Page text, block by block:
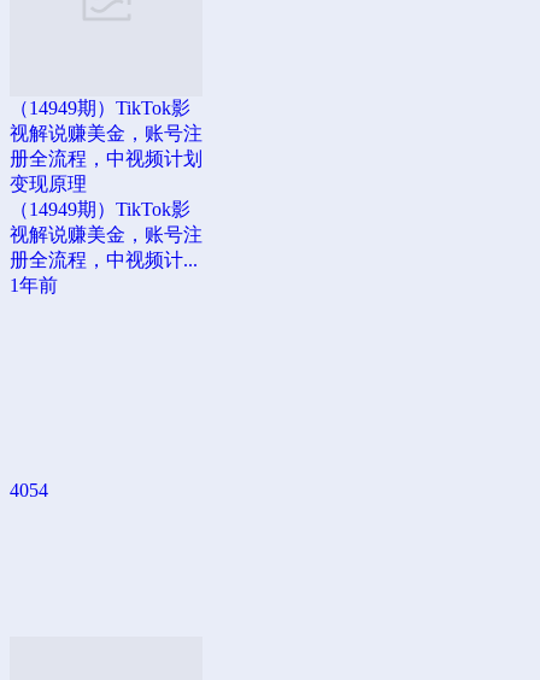
（14949期）TikTok影
视解说赚美金，账号注
册全流程，中视频计划
变现原理
（14949期）TikTok影
视解说赚美金，账号注
册全流程，中视频计...
1年前
4054